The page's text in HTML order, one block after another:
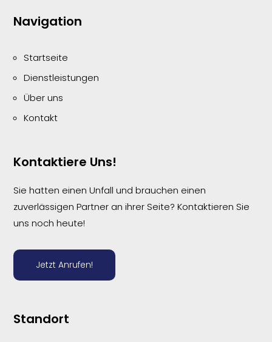
Navigation
Startseite
Dienstleistungen
Über uns
Kontakt
Kontaktiere Uns!
Sie hatten einen Unfall und brauchen einen
zuverlässigen Partner an ihrer Seite? Kontaktieren Sie
uns noch heute!
Jetzt Anrufen!
Standort